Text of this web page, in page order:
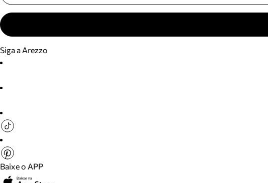
Siga a Arezzo
Baixe o APP